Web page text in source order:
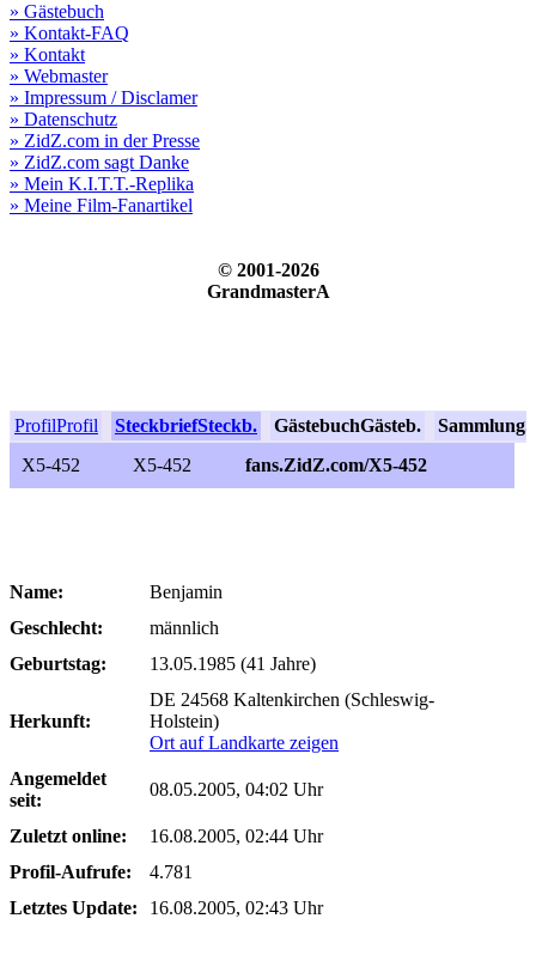
» Gästebuch
» Kontakt-FAQ
» Kontakt
» Webmaster
» Impressum / Disclamer
» Datenschutz
» ZidZ.com in der Presse
» ZidZ.com sagt Danke
» Mein K.I.T.T.-Replika
» Meine Film-Fanartikel
© 2001-2026
GrandmasterA
ProfilProfil SteckbriefSteckb. GästebuchGästeb. Sammlung
X5-452
X5-452 fans.ZidZ.com/X5-452
Name:
Benjamin
Geschlecht:
männlich
Geburtstag:
13.05.1985 (41 Jahre)
Herkunft:
DE 24568 Kaltenkirchen (Schleswig-
Holstein)
Ort auf Landkarte zeigen
Angemeldet
seit:
08.05.2005, 04:02 Uhr
Zuletzt online:
16.08.2005, 02:44 Uhr
Profil-Aufrufe:
4.781
Letztes Update:
16.08.2005, 02:43 Uhr